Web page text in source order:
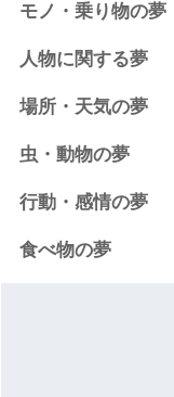
モノ・乗り物の夢
人物に関する夢
場所・天気の夢
虫・動物の夢
行動・感情の夢
食べ物の夢